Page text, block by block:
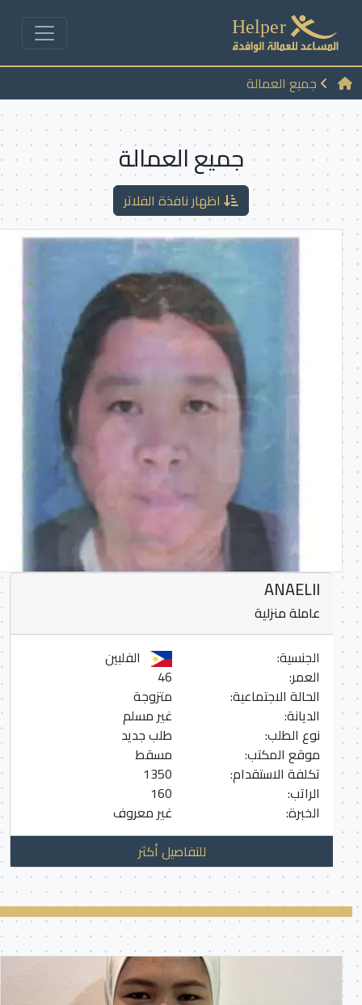
جميع العمالة
جميع العمالة
ANAELII
عاملة منزلية
الجنسية:
الفلبين
العمر:
الحالة الاجتماعية:
متزوجة
الديانة:
غير مسلم
نوع الطلب:
طلب جديد
موقع المكتب:
مسقط
تكلفة الاستقدام:
1350
الراتب:
160
الخبرة:
غير معروف
للتفاصيل أكثر